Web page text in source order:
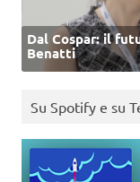
Dal Cospar: il
Benatti
Su Spotify e su